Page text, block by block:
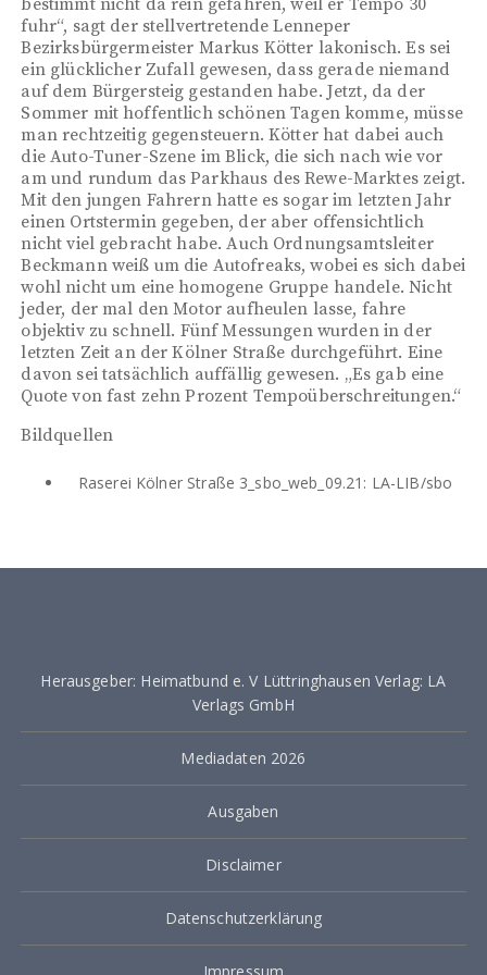
bestimmt nicht da rein gefahren, weil er Tempo 30
fuhr“, sagt der stellvertretende Lenneper
Bezirksbürgermeister Markus Kötter lakonisch. Es sei
ein glücklicher Zufall gewesen, dass gerade niemand
auf dem Bürgersteig gestanden habe. Jetzt, da der
Sommer mit hoffentlich schönen Tagen komme, müsse
man rechtzeitig gegensteuern. Kötter hat dabei auch
die Auto-Tuner-Szene im Blick, die sich nach wie vor
am und rundum das Parkhaus des Rewe-Marktes zeigt.
Mit den jungen Fahrern hatte es sogar im letzten Jahr
einen Ortstermin gegeben, der aber offensichtlich
nicht viel gebracht habe. Auch Ordnungsamtsleiter
Beckmann weiß um die Autofreaks, wobei es sich dabei
wohl nicht um eine homogene Gruppe handele. Nicht
jeder, der mal den Motor aufheulen lasse, fahre
objektiv zu schnell. Fünf Messungen wurden in der
letzten Zeit an der Kölner Straße durchgeführt. Eine
davon sei tatsächlich auffällig gewesen. „Es gab eine
Quote von fast zehn Prozent Tempoüberschreitungen.“
Bildquellen
Raserei Kölner Straße 3_sbo_web_09.21: LA-LIB/sbo
Herausgeber: Heimatbund e. V Lüttringhausen Verlag: LA
Verlags GmbH
Mediadaten 2026
Ausgaben
Disclaimer
Datenschutzerklärung